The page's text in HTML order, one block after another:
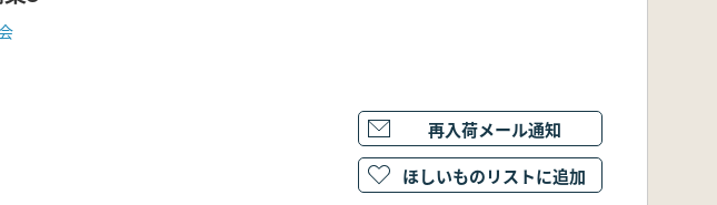
再入荷メール通知
ほしいものリストに追加